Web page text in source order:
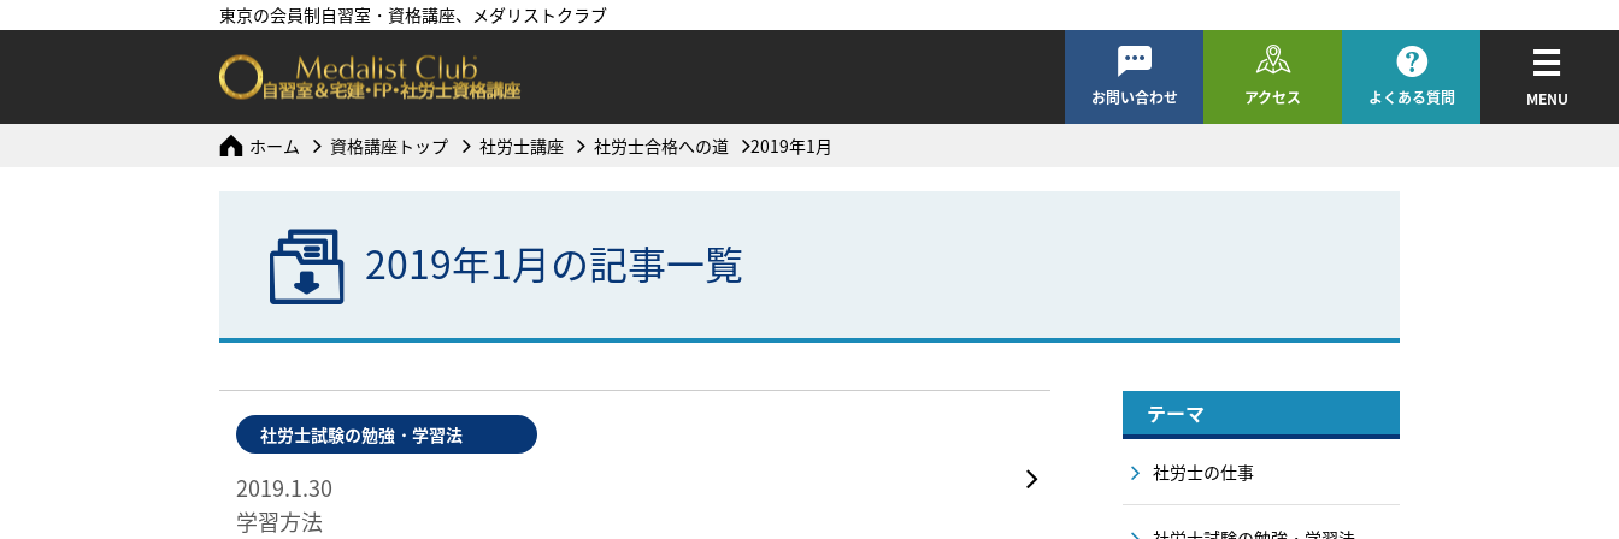
東京の会員制自習室・資格講座、メダリストクラブ
お問い合わせ アクセス よくある質問 MENU
ホーム 資格講座トップ 社労士講座 社労士合格への道 2019年1月
2019年1月の記事一覧
社労士試験の勉強・学習法
2019.1.30
学習方法
テーマ
社労士の仕事